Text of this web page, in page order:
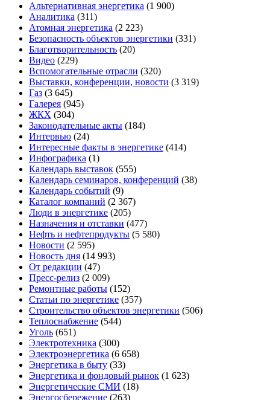
Альтернативная энергетика (1 900)
Аналитика (311)
Атомная энергетика (2 223)
Безопасность объектов энергетики (331)
Благотворительность (20)
Видео (229)
Вспомогательные отрасли (320)
Выставки, конференции, новости (3 319)
Газ (3 645)
Галерея (945)
ЖКХ (304)
Законодательные акты (184)
Интервью (24)
Интересные факты в энергетике (414)
Инфографика (1)
Календарь выставок (555)
Календарь семинаров, конференций (38)
Календарь событий (9)
Каталог компаний (2 367)
Люди в энергетике (205)
Назначения и отставки (477)
Нефть и нефтепродукты (5 580)
Новости (2 595)
Новость дня (14 993)
От редакции (47)
Пресс-релиз (2 009)
Ремонтные работы (152)
Статьи по энергетике (357)
Строительство объектов энергетики (506)
Теплоснабжение (544)
Уголь (651)
Электротехника (300)
Электроэнергетика (6 658)
Энергетика в быту (33)
Энергетика и фондовый рынок (1 623)
Энергетические СМИ (18)
Энергосбережение (263)